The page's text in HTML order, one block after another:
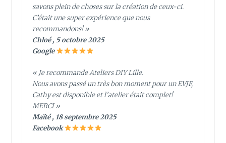
savons plein de choses sur la création de ceux-ci.
C’était une super expérience que nous
recommandons! »
Chloé , 5 octobre 2025
Google
« Je recommande Ateliers DIY Lille.
Nous avons passé un très bon moment pour un EVJF,
Cathy est disponible et l’atelier était complet!
MERCI »
Maïté , 18 septembre 2025
Facebook